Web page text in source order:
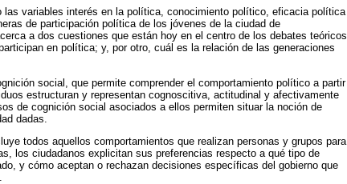
variables interés en la política, conocimiento político, eficacia política
de participación política de los jóvenes de la ciudad de
a dos cuestiones que están hoy en el centro de los debates teóricos
en política; y, por otro, cuál es la relación de las generaciones
social, que permite comprender el comportamiento político a partir
estructuran y representan cognoscitiva, actitudinal y afectivamente
de cognición social asociados a ellos permiten situar la noción de
dadas.
todos aquellos comportamientos que realizan personas y grupos para
los ciudadanos explicitan sus preferencias respecto a qué tipo de
y cómo aceptan o rechazan decisiones específicas del gobierno que